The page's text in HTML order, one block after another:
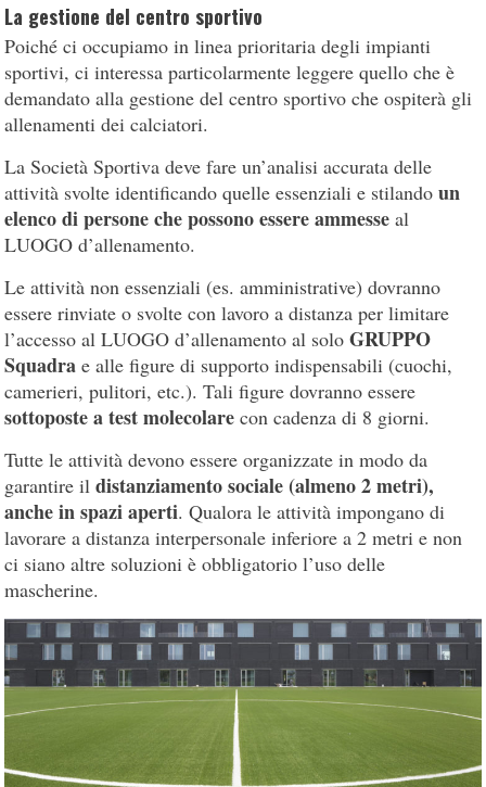
La gestione del centro sportivo
Poiché ci occupiamo in linea prioritaria degli impianti
sportivi, ci interessa particolarmente leggere quello che è
demandato alla gestione del centro sportivo che ospiterà gli
allenamenti dei calciatori.
La Società Sportiva deve fare un’analisi accurata delle
attività svolte identificando quelle essenziali e stilandoun
elenco di persone che possono essere ammesse al
LUOGO d’allenamento.
Le attività non essenziali (es. amministrative) dovranno
essere rinviate o svolte con lavoro a distanza per limitare
l’accesso al LUOGO d’allenamento al soloGRUPPO
Squadra e alle figure di supporto indispensabili (cuochi,
camerieri, pulitori, etc.). Tali figure dovranno essere
sottoposte a test molecolare con cadenza di 8 giorni.
Tutte le attività devono essere organizzate in modo da
garantire ildistanziamento sociale (almeno 2 metri),
anche in spazi aperti. Qualora le attività impongano di
lavorare a distanza interpersonale inferiore a 2 metri e non
ci siano altre soluzioni è obbligatorio l’uso delle
mascherine.